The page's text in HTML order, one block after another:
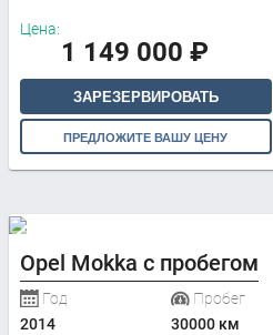
Цена:
1 149 000 ₽
ЗАРЕЗЕРВИРОВАТЬ
ПРЕДЛОЖИТЕ ВАШУ ЦЕНУ
Opel Mokka с пробегом
Год
2014
Пробег
30000 км